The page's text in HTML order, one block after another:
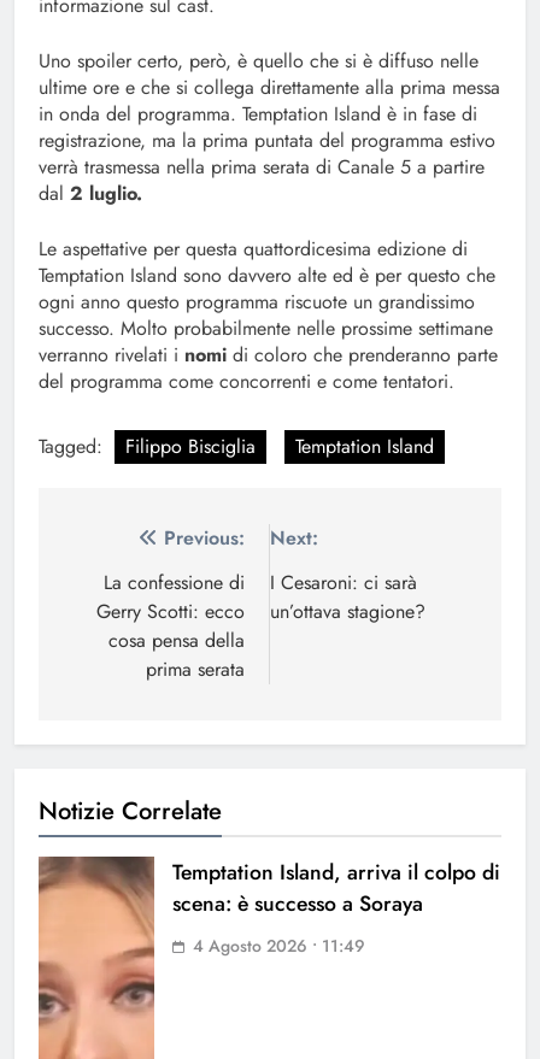
Uno spoiler certo, però, è quello che si è diffuso nelle
ultime ore e che si collega direttamente alla prima messa
in onda del programma. Temptation Island è in fase di
registrazione, ma la prima puntata del programma estivo
verrà trasmessa nella prima serata di Canale 5 a partire
dal 2 luglio.
Le aspettative per questa quattordicesima edizione di
Temptation Island sono davvero alte ed è per questo che
ogni anno questo programma riscuote un grandissimo
successo. Molto probabilmente nelle prossime settimane
verranno rivelati i nomi di coloro che prenderanno parte
del programma come concorrenti e come tentatori.
Tagged: Filippo Bisciglia Temptation Island
Navigazione
articoli
Previous:
La confessione di
Gerry Scotti: ecco
cosa pensa della
prima serata
Next:
I Cesaroni: ci sarà
un’ottava stagione?
Notizie Correlate
Temptation Island, arriva il colpo di
scena: è successo a Soraya
4 Agosto 2026 • 11:49